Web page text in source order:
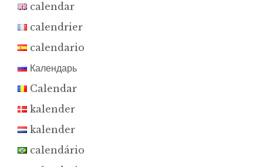
calendar
calendrier
calendario
Календарь
Calendar
kalender
kalender
calendário